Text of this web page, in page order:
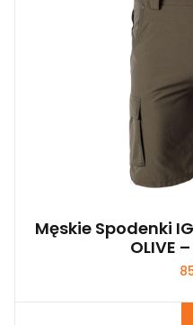
Męskie Spodenki
OLIVE